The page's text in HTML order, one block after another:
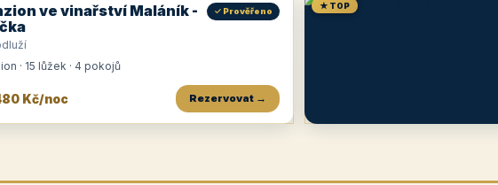
ve vinařství Maláník -
✓ Prověřeno
· 15 lůžek · 4 pokojů
Kč/noc Rezervovat →
★ TOP